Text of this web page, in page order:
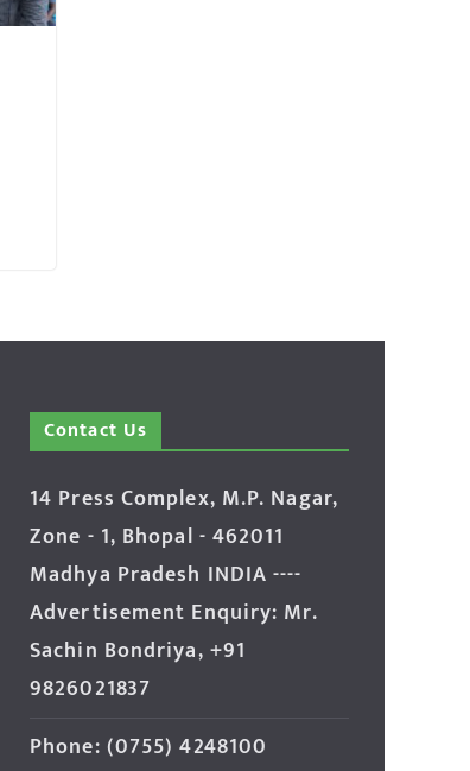
Contact Us
14 Press Complex, M.P. Nagar,
Zone - 1, Bhopal - 462011
Madhya Pradesh INDIA ----
Advertisement Enquiry: Mr.
Sachin Bondriya, +91
9826021837
Phone: (0755) 4248100